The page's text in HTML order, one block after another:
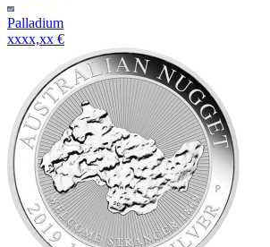
Palladium
xxxx,xx €